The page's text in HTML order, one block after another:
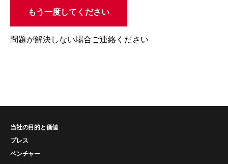
もう一度してください
問題が解決しない場合ご連絡 ください
当社の目的と価値
プレス
ベンチャー